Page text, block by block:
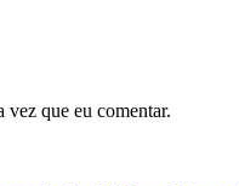
vez que eu comentar.